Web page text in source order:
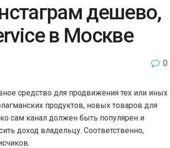
дешево,
в Москве
0
средство для продвижения тех или иных
продуктов, новых товаров для
сам канал должен быть популярен и
доход владельцу. Соответственно,